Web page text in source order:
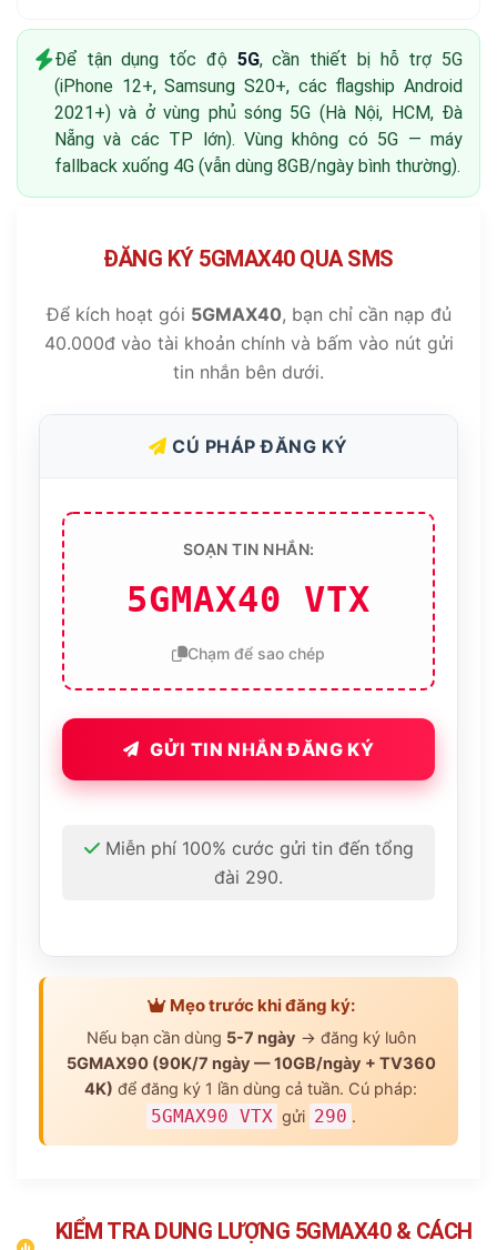
Để tận dụng tốc độ 5G, cần thiết bị hỗ trợ 5G
(iPhone 12+, Samsung S20+, các flagship Android
2021+) và ở vùng phủ sóng 5G (Hà Nội, HCM, Đà
Nẵng và các TP lớn). Vùng không có 5G — máy
fallback xuống 4G (vẫn dùng 8GB/ngày bình thường).
ĐĂNG KÝ 5GMAX40 QUA SMS
Để kích hoạt gói 5GMAX40, bạn chỉ cần nạp đủ
40.000đ vào tài khoản chính và bấm vào nút gửi
tin nhắn bên dưới.
CÚ PHÁP ĐĂNG KÝ
SOẠN TIN NHẮN:
5GMAX40 VTX
Chạm để sao chép
GỬI TIN NHẮN ĐĂNG KÝ
Miễn phí 100% cước gửi tin đến tổng
đài 290.
Mẹo trước khi đăng ký:
Nếu bạn cần dùng 5-7 ngày → đăng ký luôn
5GMAX90 (90K/7 ngày — 10GB/ngày + TV360
4K) để đăng ký 1 lần dùng cả tuần. Cú pháp:
5GMAX90 VTX gửi 290 .
KIỂM TRA DUNG LƯỢNG 5GMAX40 & CÁCH